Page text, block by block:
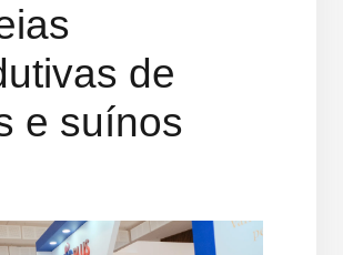
de
e suínos